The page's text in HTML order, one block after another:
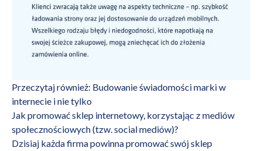
Przeczytaj również: Budowanie świadomości marki w
internecie i nie tylko
Jak promować sklep internetowy, korzystając z mediów
społecznościowych (tzw. social mediów)?
Dzisiaj każda firma powinna promować swój sklep